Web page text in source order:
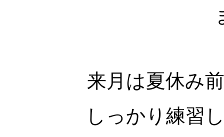
来月は夏休み
しっかり練習